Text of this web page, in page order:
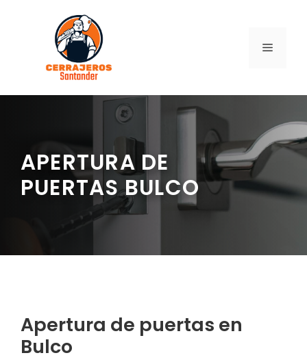
contenido
MENÚ
APERTURA DE
PUERTAS BULCO
Apertura de puertas en
Bulco